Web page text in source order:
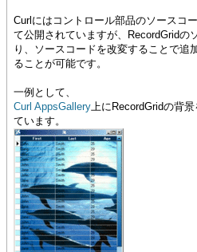
Curlにはコントロール部品のソースコ
て公開されていますが、RecordGridの
り、ソースコードを改変することで追
ることが可能です。
一例として、
Curl AppsGallery上にRecordGridの背
ています。